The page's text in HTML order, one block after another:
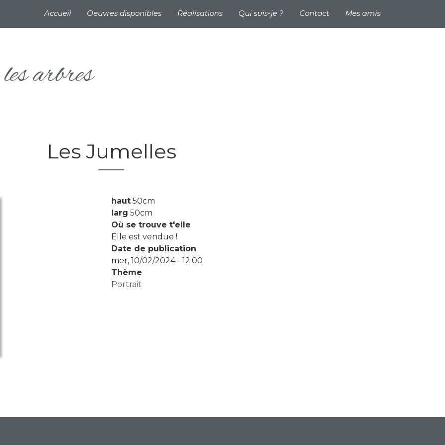
Navigation principale header
Accueil Oeuvres disponibles Réalisations Qui suis-je ? Contact Mes amis
arbres
Les Jumelles
haut 50cm
larg 50cm
Où se trouve t'elle
Elle est vendue !
Date de publication
mer, 10/02/2024 - 12:00
Thème
Portrait